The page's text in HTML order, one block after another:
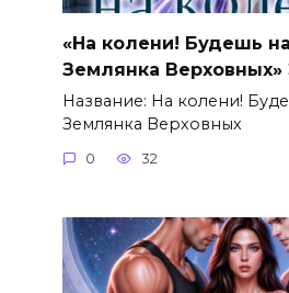
«На колени! Будешь
Землянка Верховных»
Название: На колени!
Землянка Верховных
0 32